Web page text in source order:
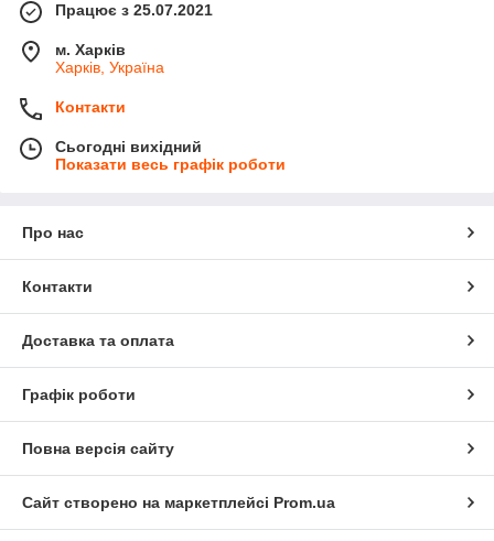
Працює з 25.07.2021
м. Харків
Харків, Україна
Контакти
Сьогодні вихідний
Показати весь графік роботи
Про нас
Контакти
Доставка та оплата
Графік роботи
Повна версія сайту
Сайт створено на маркетплейсі Prom.ua